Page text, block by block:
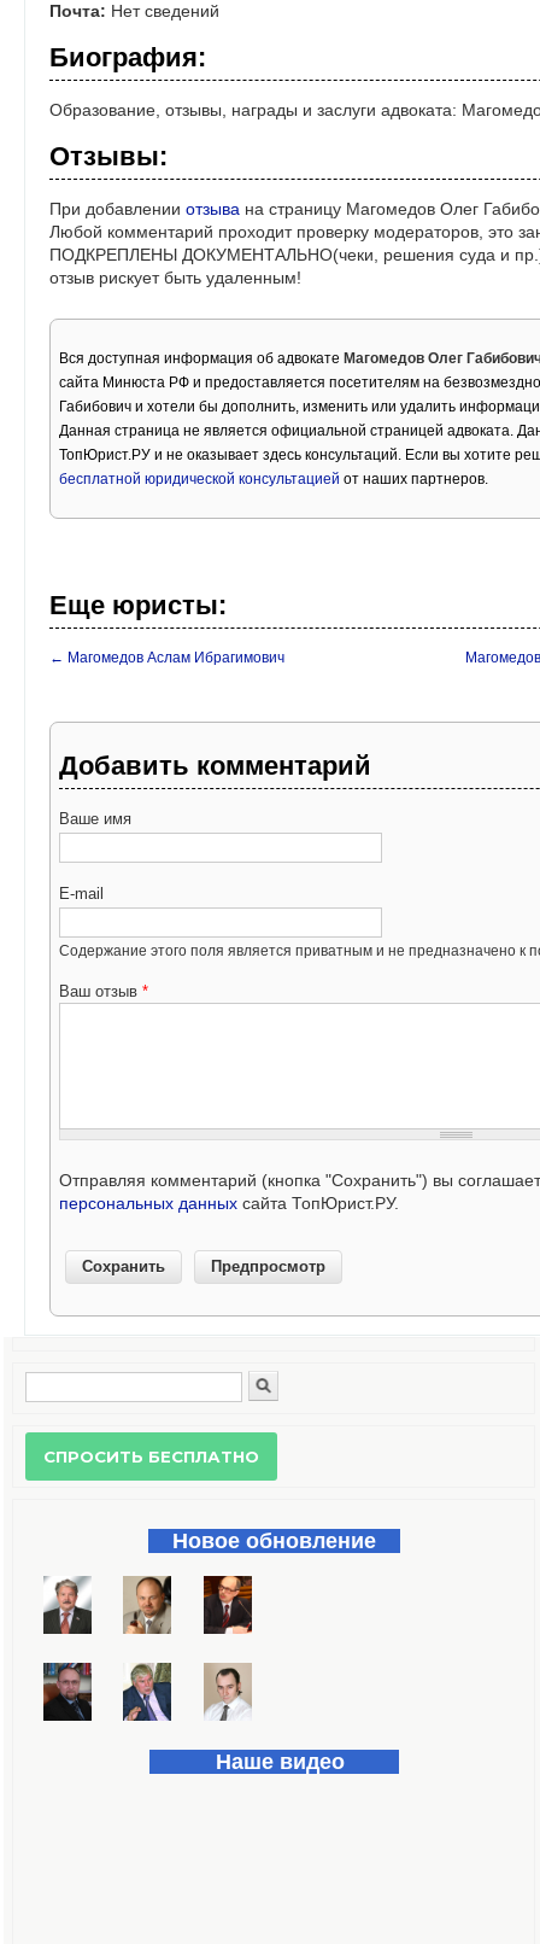
Почта: Нет сведений
Биография:
Образование, отзывы, награды и заслуги адвоката:
Отзывы:
При добавлении отзыва на страницу Магомедов Олег
Любой комментарий проходит проверку модераторов, это
ПОДКРЕПЛЕНЫ ДОКУМЕНТАЛЬНО(чеки, решения суда и пр.)!
отзыв рискует быть удаленным!
Вся доступная информация об адвокате Магомедов Олег
сайта Минюста РФ и предоставляется посетителям на
Габибович и хотели бы дополнить, изменить или удалить
Данная страница не является официальной страницей адвоката.
ТопЮрист.РУ и не оказывает здесь консультаций. Если вы хотите
бесплатной юридической консультацией от наших партнеров.
Еще юристы:
← Магомедов Аслам Ибрагимович
Добавить комментарий
Ваше имя
E-mail
Содержание этого поля является приватным и не предназначено к
Ваш отзыв *
Отправляя комментарий (кнопка "Сохранить") вы
персональных данных сайта ТопЮрист.РУ.
Форма поиска
Новое обновление
Наше видео